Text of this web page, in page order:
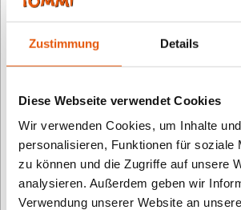
Zustimmung Details
Diese Webseite verwendet Cookies
Wir verwenden Cookies, um Inhalte
personalisieren, Funktionen für soziale
zu können und die Zugriffe auf unsere
analysieren. Außerdem geben wir
Verwendung unserer Website an
einreichen?
TOMMI Kindersoftwarepreis Kita:
Medienkonzept. Diesewichtige
es für gute Digitalkonzepte in
Zusammenarbeit mit der Auerbach
Medienpädagogen Prof. Dr. Stefan